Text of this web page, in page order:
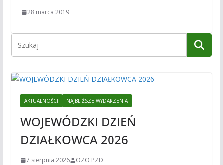
28 marca 2019
AKTUALNOŚCI NAJBLIŻSZE WYDARZENIA
WOJEWÓDZKI DZIEŃ
DZIAŁKOWCA 2026
7 sierpnia 2026 OZO PZD